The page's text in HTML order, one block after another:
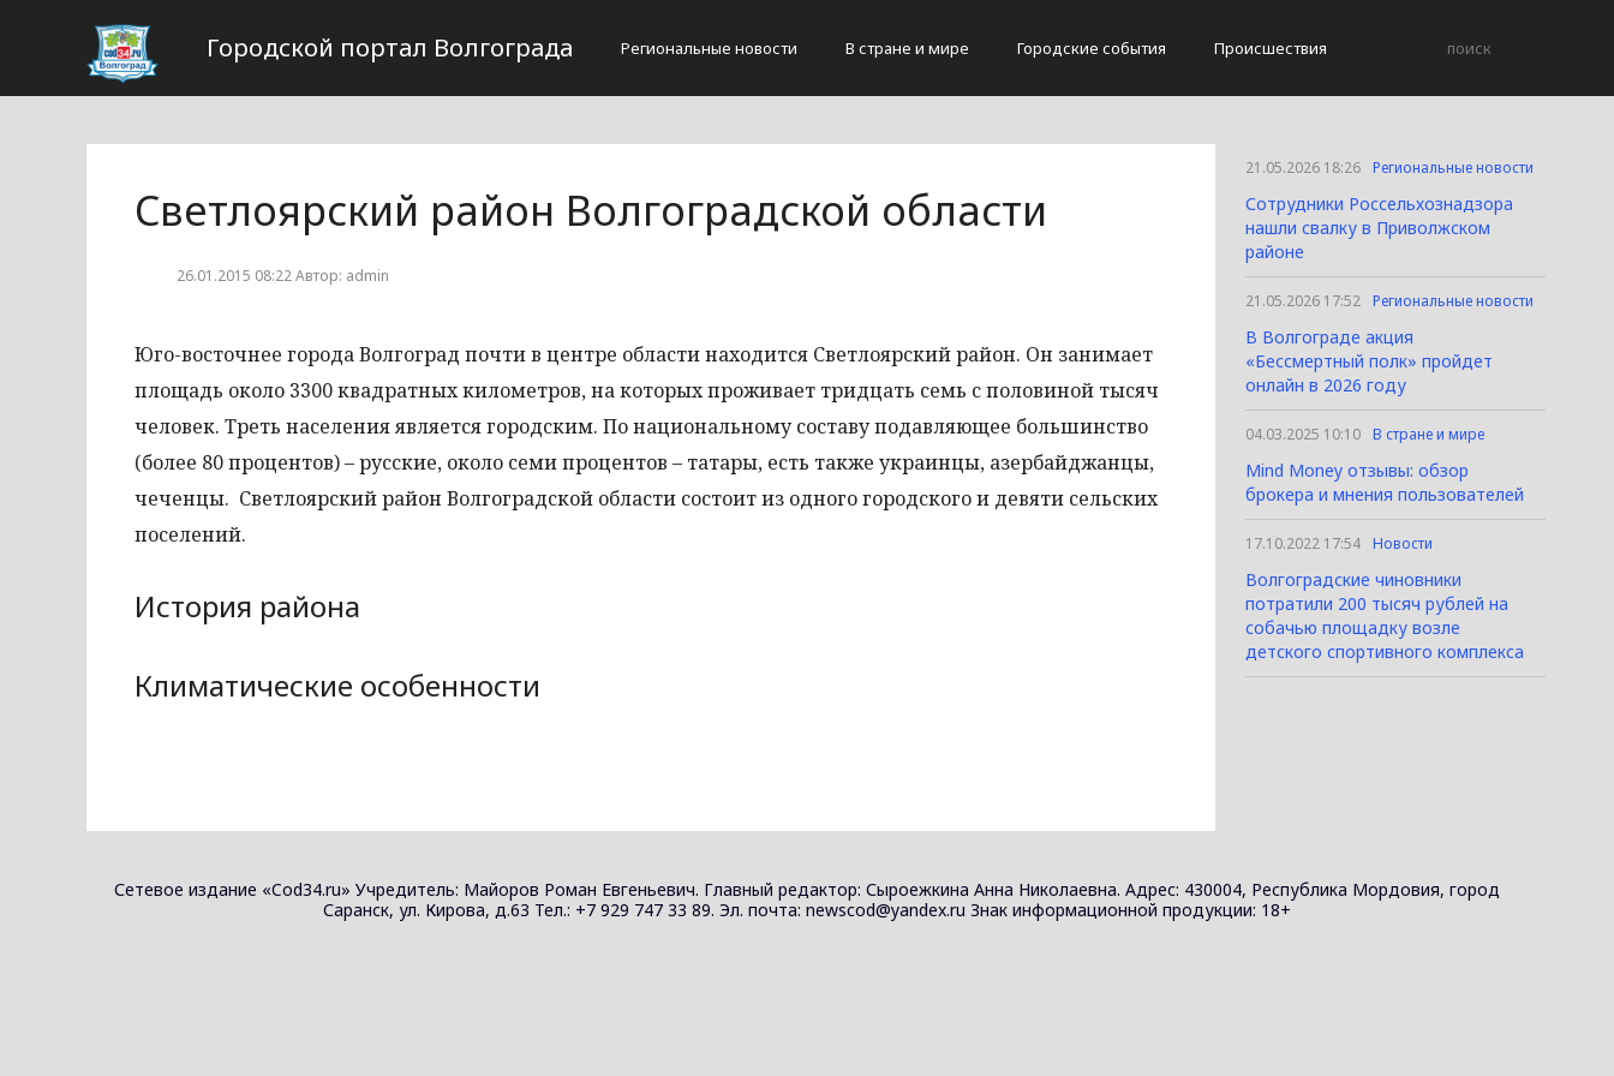
Городской портал Волгограда Региональные новости В стране и мире Городские события Происшествия
Светлоярский район Волгоградской области
26.01.2015 08:22 Автор: admin
Юго-восточнее города Волгоград почти в центре области находится Светлоярский район. Он занимает
площадь около 3300 квадратных километров, на которых проживает тридцать семь с половиной тысяч
человек. Треть населения является городским. По национальному составу подавляющее большинство
(более 80 процентов) – русские, около семи процентов – татары, есть также украинцы, азербайджанцы,
чеченцы. Светлоярский район Волгоградской области состоит из одного городского и девяти сельских
поселений.
История района
Климатические особенности
21.05.2026 18:26 Региональные новости
Сотрудники Россельхознадзора
нашли свалку в Приволжском
районе
21.05.2026 17:52 Региональные новости
В Волгограде акция
«Бессмертный полк» пройдет
онлайн в 2026 году
04.03.2025 10:10 В стране и мире
Mind Money отзывы: обзор
брокера и мнения пользователей
17.10.2022 17:54 Новости
Волгоградские чиновники
потратили 200 тысяч рублей на
собачью площадку возле
детского спортивного комплекса
Сетевое издание «Cod34.ru» Учредитель: Майоров Роман Евгеньевич. Главный редактор: Сыроежкина Анна Николаевна. Адрес: 430004, Республика Мордовия, город
Саранск, ул. Кирова, д.63 Тел.: +7 929 747 33 89. Эл. почта: newscod@yandex.ru Знак информационной продукции: 18+